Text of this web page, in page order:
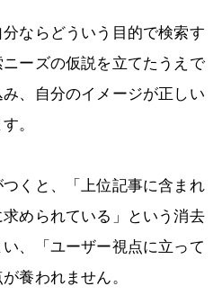
ならどういう目的で検索す
ーズの仮説を立てたうえで
、自分のイメージが正しい
。
くと、「上位記事に含まれ
められている」という消去
、「ユーザー視点に立って
養われません。